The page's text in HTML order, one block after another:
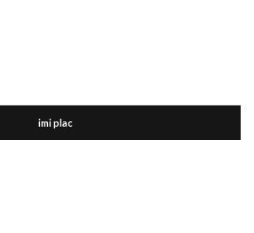
imi plac